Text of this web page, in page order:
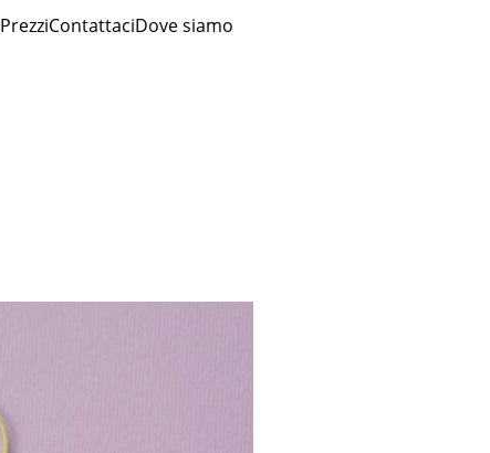
PrezziContattaciDove siamo